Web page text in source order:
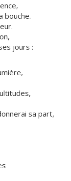
bouche.
jours :
sa part,